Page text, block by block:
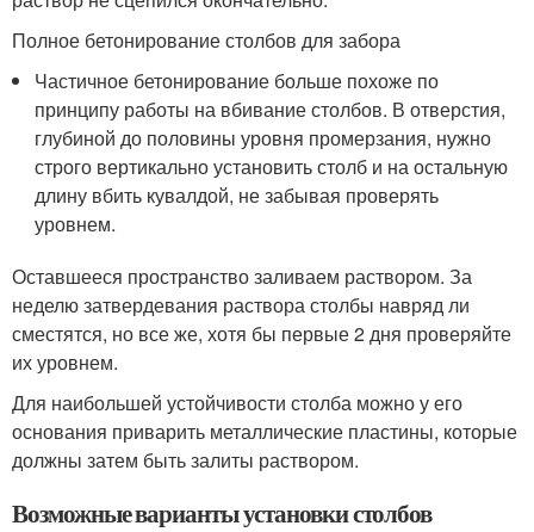
Полное бетонирование столбов для забора
Частичное бетонирование больше похоже по
принципу работы на вбивание столбов. В отверстия,
глубиной до половины уровня промерзания, нужно
строго вертикально установить столб и на остальную
длину вбить кувалдой, не забывая проверять
уровнем.
Оставшееся пространство заливаем раствором. За
неделю затвердевания раствора столбы навряд ли
сместятся, но все же, хотя бы первые 2 дня проверяйте
их уровнем.
Для наибольшей устойчивости столба можно у его
основания приварить металлические пластины, которые
должны затем быть залиты раствором.
Возможные варианты установки столбов